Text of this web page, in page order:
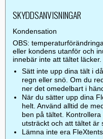
SKYDDSANVISNINGAR
Kondensation
OBS:
eller kondens utanför och
innebär inte att tältet läcker.
Sätt inte upp dina tält i
regn eller snö. Om du
ner det omedelbart i
När du sätter upp dina
helt. Använd alltid de
ben på tältet.
utsträckt och att tältet är
Lämna inte era